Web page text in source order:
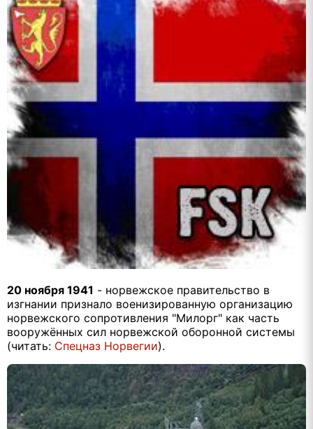
20 ноября 1941 - норвежское правительство в
изгнании признало военизированную организацию
норвежского сопротивления "Милорг" как часть
вооружённых сил норвежской оборонной системы
(читать: Спецназ Норвегии).